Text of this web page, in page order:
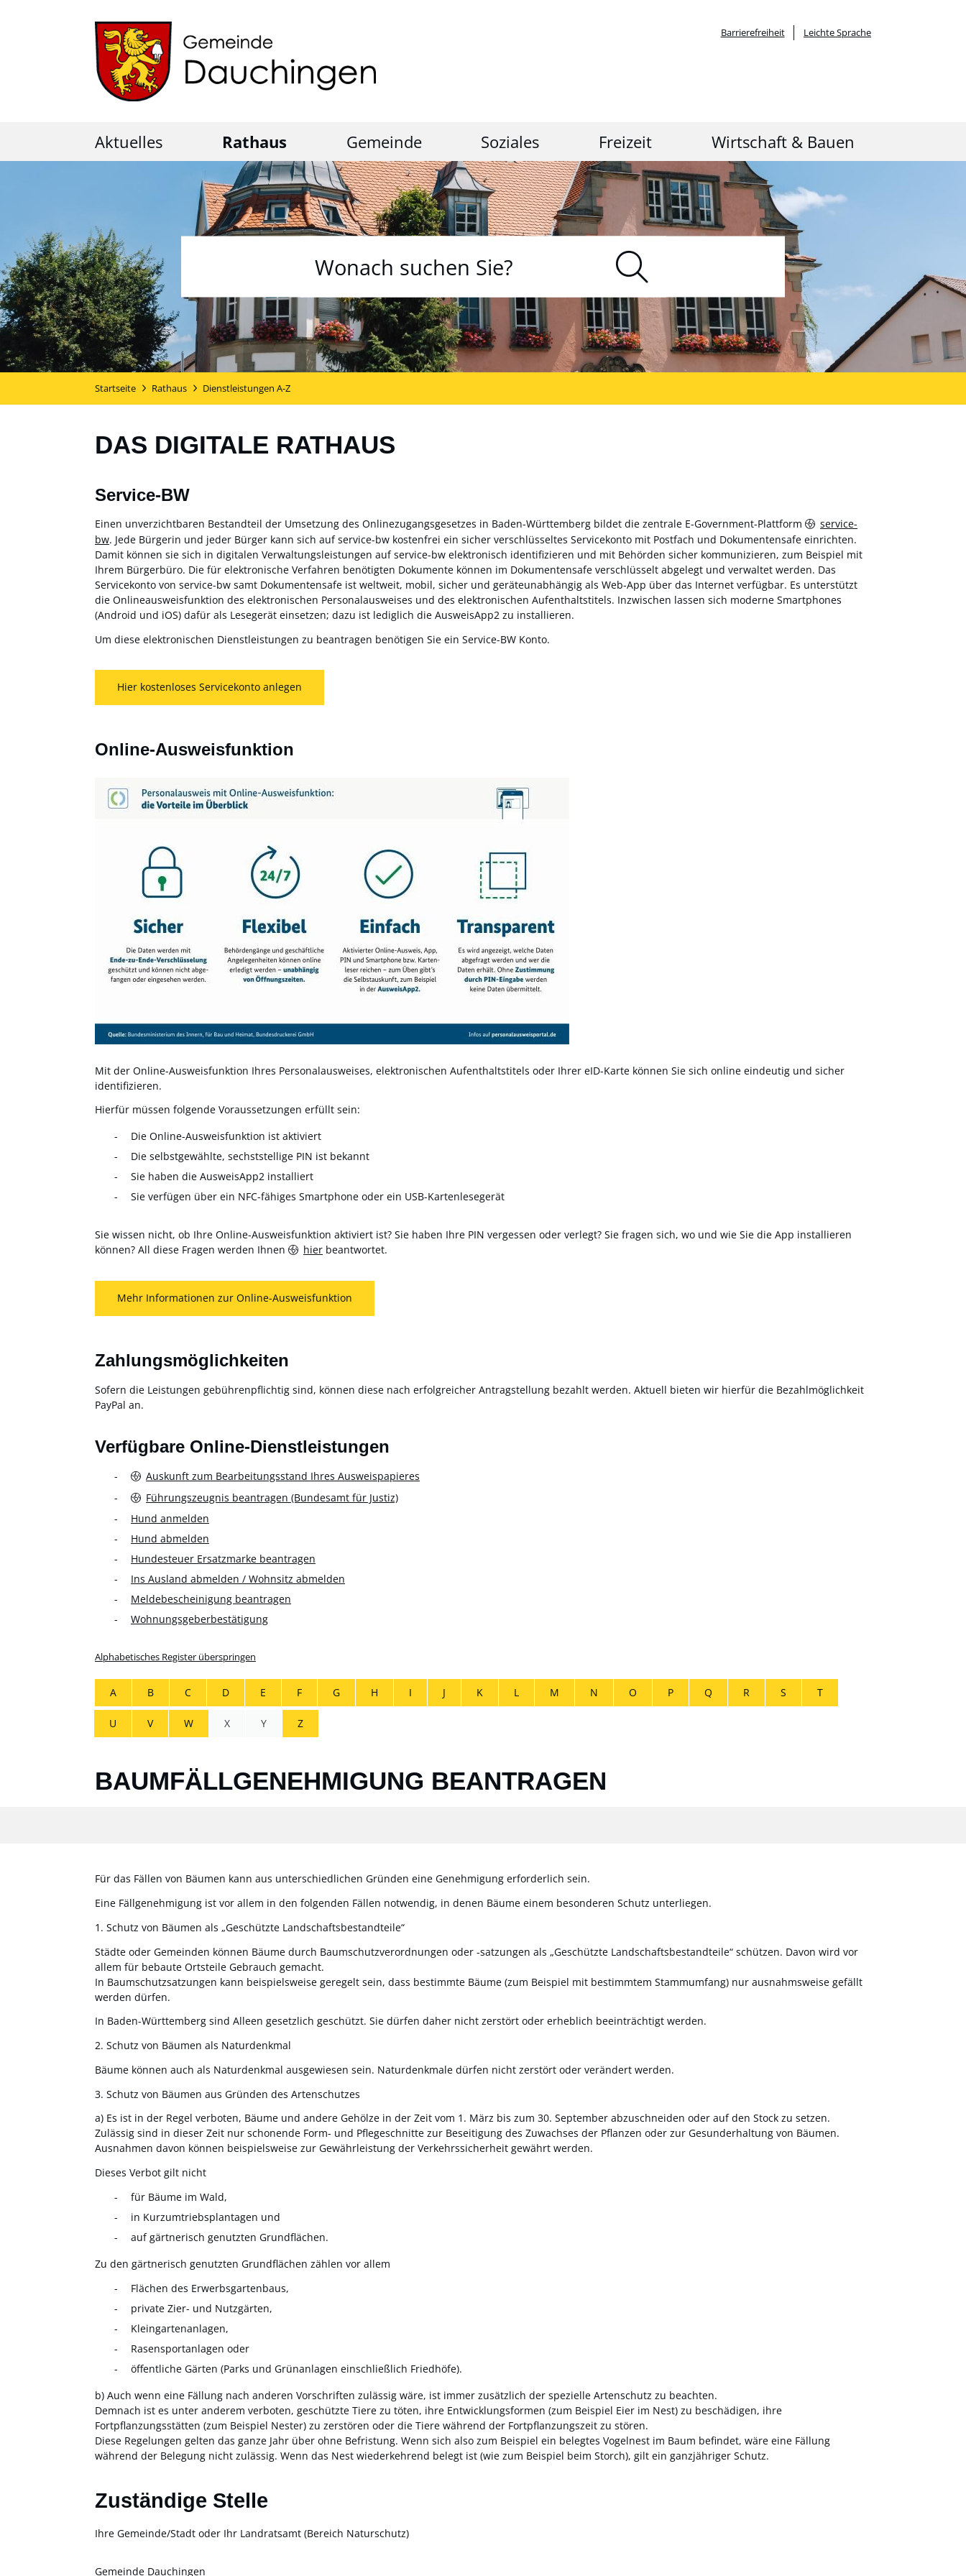
Barrierefreiheit Leichte Sprache
Aktuelles Rathaus Gemeinde Soziales Freizeit Wirtschaft & Bauen
Startseite Rathaus Dienstleistungen A-Z
DAS DIGITALE RATHAUS
Service-BW
Einen unverzichtbaren Bestandteil der Umsetzung des Onlinezugangsgesetzes in Baden-Württemberg bildet die zentrale E-Government-Plattform
service-
bw. Jede Bürgerin und jeder Bürger kann sich auf service-bw kostenfrei ein sicher verschlüsseltes Servicekonto mit Postfach und Dokumentensafe einrichten.
Damit können sie sich in digitalen Verwaltungsleistungen auf service-bw elektronisch identifizieren und mit Behörden sicher kommunizieren, zum Beispiel mit
Ihrem Bürgerbüro. Die für elektronische Verfahren benötigten Dokumente können im Dokumentensafe verschlüsselt abgelegt und verwaltet werden. Das
Servicekonto von service-bw samt Dokumentensafe ist weltweit, mobil, sicher und geräteunabhängig als Web-App über das Internet verfügbar. Es unterstützt
die Onlineausweisfunktion des elektronischen Personalausweises und des elektronischen Aufenthaltstitels. Inzwischen lassen sich moderne Smartphones
(Android und iOS) dafür als Lesegerät einsetzen; dazu ist lediglich die AusweisApp2 zu installieren.
Um diese elektronischen Dienstleistungen zu beantragen benötigen Sie ein Service-BW Konto.
Hier kostenloses Servicekonto anlegen
Online-Ausweisfunktion
Mit der Online-Ausweisfunktion Ihres Personalausweises, elektronischen Aufenthaltstitels oder Ihrer eID-Karte können Sie sich online eindeutig und sicher
identifizieren.
Hierfür müssen folgende Voraussetzungen erfüllt sein:
Die Online-Ausweisfunktion ist aktiviert
Die selbstgewählte, sechststellige PIN ist bekannt
Sie haben die AusweisApp2 installiert
Sie verfügen über ein NFC-fähiges Smartphone oder ein USB-Kartenlesegerät
Sie wissen nicht, ob Ihre Online-Ausweisfunktion aktiviert ist? Sie haben Ihre PIN vergessen oder verlegt? Sie fragen sich, wo und wie Sie die App installieren
können? All diese Fragen werden Ihnen
hier beantwortet.
Mehr Informationen zur Online-Ausweisfunktion
Zahlungsmöglichkeiten
Sofern die Leistungen gebührenpflichtig sind, können diese nach erfolgreicher Antragstellung bezahlt werden. Aktuell bieten wir hierfür die Bezahlmöglichkeit
PayPal an.
Verfügbare Online-Dienstleistungen
Auskunft zum Bearbeitungsstand Ihres Ausweispapieres
Führungszeugnis beantragen (Bundesamt für Justiz)
Hund anmelden
Hund abmelden
Hundesteuer Ersatzmarke beantragen
Ins Ausland abmelden / Wohnsitz abmelden
Meldebescheinigung beantragen
Wohnungsgeberbestätigung
Alphabetisches Register überspringen
A B C D E F G H I J K L M N O P Q R S T
U V W X Y Z
BAUMFÄLLGENEHMIGUNG BEANTRAGEN
Für das Fällen von Bäumen kann aus unterschiedlichen Gründen eine Genehmigung erforderlich sein.
Eine Fällgenehmigung ist vor allem in den folgenden Fällen notwendig, in denen Bäume einem besonderen Schutz unterliegen.
1. Schutz von Bäumen als „Geschützte Landschaftsbestandteile“
Städte oder Gemeinden können Bäume durch Baumschutzverordnungen oder -satzungen als „Geschützte Landschaftsbestandteile“ schützen. Davon wird vor
allem für bebaute Ortsteile Gebrauch gemacht.
In Baumschutzsatzungen kann beispielsweise geregelt sein, dass bestimmte Bäume (zum Beispiel mit bestimmtem Stammumfang) nur ausnahmsweise gefällt
werden dürfen.
In Baden-Württemberg sind Alleen gesetzlich geschützt. Sie dürfen daher nicht zerstört oder erheblich beeinträchtigt werden.
2. Schutz von Bäumen als Naturdenkmal
Bäume können auch als Naturdenkmal ausgewiesen sein. Naturdenkmale dürfen nicht zerstört oder verändert werden.
3. Schutz von Bäumen aus Gründen des Artenschutzes
a) Es ist in der Regel verboten, Bäume und andere Gehölze in der Zeit vom 1. März bis zum 30. September abzuschneiden oder auf den Stock zu setzen.
Zulässig sind in dieser Zeit nur schonende Form- und Pflegeschnitte zur Beseitigung des Zuwachses der Pflanzen oder zur Gesunderhaltung von Bäumen.
Ausnahmen davon können beispielsweise zur Gewährleistung der Verkehrssicherheit gewährt werden.
Dieses Verbot gilt nicht
für Bäume im Wald,
in Kurzumtriebsplantagen und
auf gärtnerisch genutzten Grundflächen.
Zu den gärtnerisch genutzten Grundflächen zählen vor allem
Flächen des Erwerbsgartenbaus,
private Zier- und Nutzgärten,
Kleingartenanlagen,
Rasensportanlagen oder
öffentliche Gärten (Parks und Grünanlagen einschließlich Friedhöfe).
b) Auch wenn eine Fällung nach anderen Vorschriften zulässig wäre, ist immer zusätzlich der spezielle Artenschutz zu beachten.
Demnach ist es unter anderem verboten, geschützte Tiere zu töten, ihre Entwicklungsformen (zum Beispiel Eier im Nest) zu beschädigen, ihre
Fortpflanzungsstätten (zum Beispiel Nester) zu zerstören oder die Tiere während der Fortpflanzungszeit zu stören.
Diese Regelungen gelten das ganze Jahr über ohne Befristung. Wenn sich also zum Beispiel ein belegtes Vogelnest im Baum befindet, wäre eine Fällung
während der Belegung nicht zulässig. Wenn das Nest wiederkehrend belegt ist (wie zum Beispiel beim Storch), gilt ein ganzjähriger Schutz.
Zuständige Stelle
Ihre Gemeinde/Stadt oder Ihr Landratsamt (Bereich Naturschutz)
Gemeinde Dauchingen